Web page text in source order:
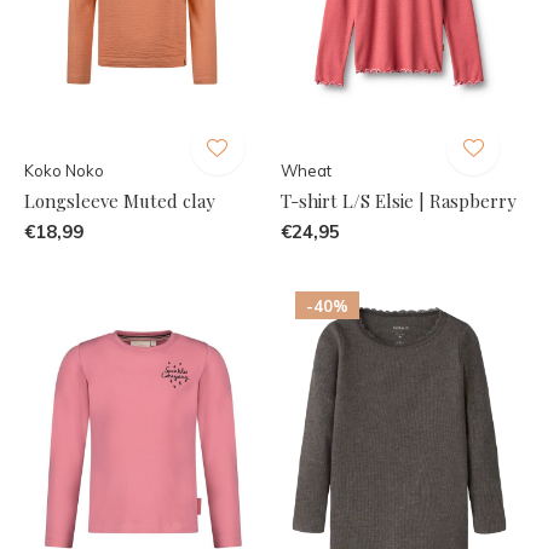
Koko Noko
Longsleeve Muted clay
€18,99
Wheat
T-shirt L/S Elsie | Raspberry
€24,95
-40%